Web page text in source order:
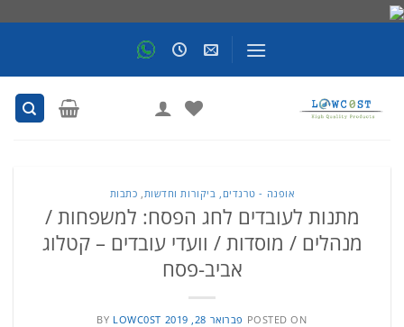
אופנה - טרנדים, ביקורות וחדשות, כתבות
מתנות לעובדים לחג הפסח: למשפחות /
מנהלים / מוסדות / וועדי עובדים – קטלוג
אביב-פסח
POSTED ON פברואר 28, 2019 BY LOWC0ST